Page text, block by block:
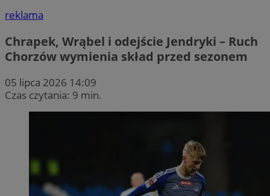
reklama
Chrapek, Wrąbel i odejście Jendryki – Ruch
Chorzów wymienia skład przed sezonem
05 lipca 2026 14:09
Czas czytania: 9 min.